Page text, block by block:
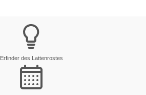
Erfinder des Lattenrostes